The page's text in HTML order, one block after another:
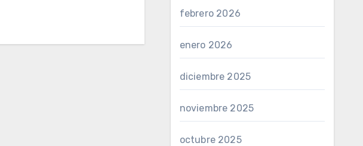
febrero 2026
enero 2026
diciembre 2025
noviembre 2025
octubre 2025